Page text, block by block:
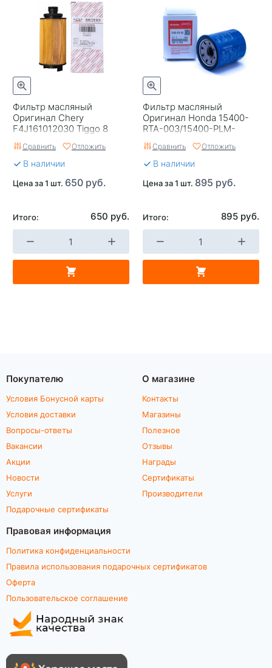
Фильтр масляный
Оригинал Chery
F4J161012030 Tiggo 8
Pro/Exeed TLX/Dashing 1.6
(картридж)
Сравнить Отложить
В наличии
Цена за 1 шт. 650 руб.
Итого: 650 руб.
Фильтр масляный
Оригинал Honda 15400-
RTA-003/15400-PLM-
A02/15400-PLC-004 (C-
809 Vic)
Сравнить Отложить
В наличии
Цена за 1 шт. 895 руб.
Итого: 895 руб.
Покупателю
Условия Бонусной карты
Условия доставки
Вопросы-ответы
Вакансии
Акции
Новости
Услуги
Подарочные сертификаты
О магазине
Контакты
Магазины
Полезное
Отзывы
Награды
Сертификаты
Производители
Правовая информация
Политика конфиденциальности
Правила использования подарочных сертификатов
Оферта
Пользовательское соглашение